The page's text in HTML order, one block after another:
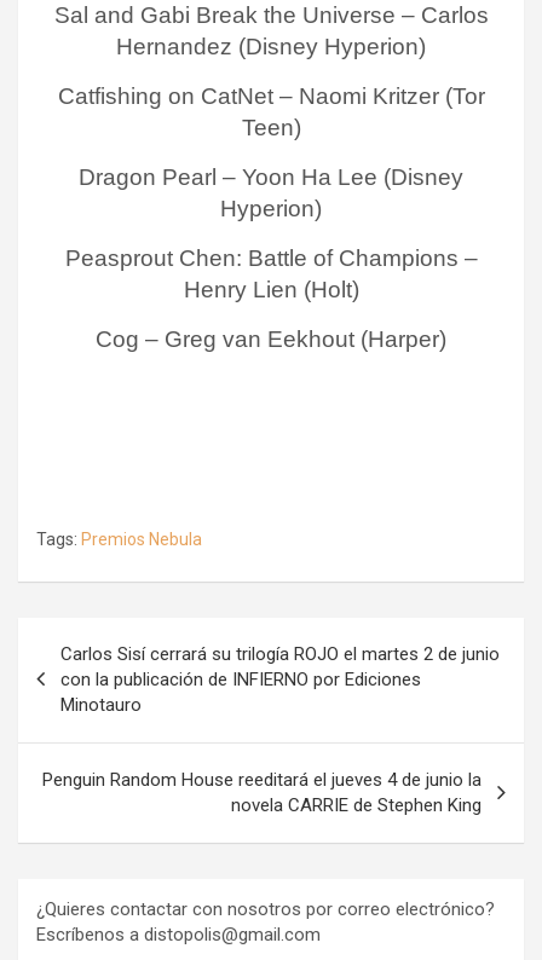
Sal and Gabi Break the Universe – Carlos
Hernandez (Disney Hyperion)
Catfishing on CatNet – Naomi Kritzer (Tor
Teen)
Dragon Pearl – Yoon Ha Lee (Disney
Hyperion)
Peasprout Chen: Battle of Champions –
Henry Lien (Holt)
Cog – Greg van Eekhout (Harper)
Tags: Premios Nebula
de
entradas
Carlos Sisí cerrará su trilogía ROJO el martes 2 de junio
con la publicación de INFIERNO por Ediciones
Minotauro
Penguin Random House reeditará el jueves 4 de junio la
novela CARRIE de Stephen King
¿Quieres contactar con nosotros por correo electrónico?
Escríbenos a distopolis@gmail.com